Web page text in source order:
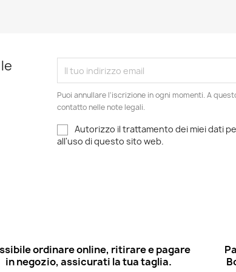
Puoi annullare l'iscrizione in ogni momenti. A
contatto nelle note legali.
Autorizzo il trattamento dei miei dati
all'uso di questo sito web.
ordinare online, ritirare e pagare
in negozio, assicurati la tua taglia.